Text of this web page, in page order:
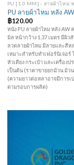
PU [1.0 MM] - ลายผ้าไหม
PU ลายผ้าไหม หลัง
฿120.00
หนัง PU ลายผ้าไหม หลัง AW
มิล หน้ากว้าง 1.37 เมตร มีผิว
ลวดลายผ้าไหม มีลายและสีห
เหมาะสำหรับทำเฟอร์นิเจอร์
หัวเตียง กระเป๋า และเครื่องป
เป็นต้น (ราคาขายยกม้วน ม้ว
(ความยาวต่อหลาอาจมีการเ
ตามรอบการผลิต)